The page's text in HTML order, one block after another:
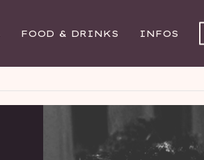
FOOD & DRINKS INFOS